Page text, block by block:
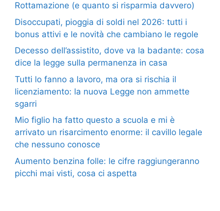
Rottamazione (e quanto si risparmia davvero)
Disoccupati, pioggia di soldi nel 2026: tutti i
bonus attivi e le novità che cambiano le regole
Decesso dell’assistito, dove va la badante: cosa
dice la legge sulla permanenza in casa
Tutti lo fanno a lavoro, ma ora si rischia il
licenziamento: la nuova Legge non ammette
sgarri
Mio figlio ha fatto questo a scuola e mi è
arrivato un risarcimento enorme: il cavillo legale
che nessuno conosce
Aumento benzina folle: le cifre raggiungeranno
picchi mai visti, cosa ci aspetta